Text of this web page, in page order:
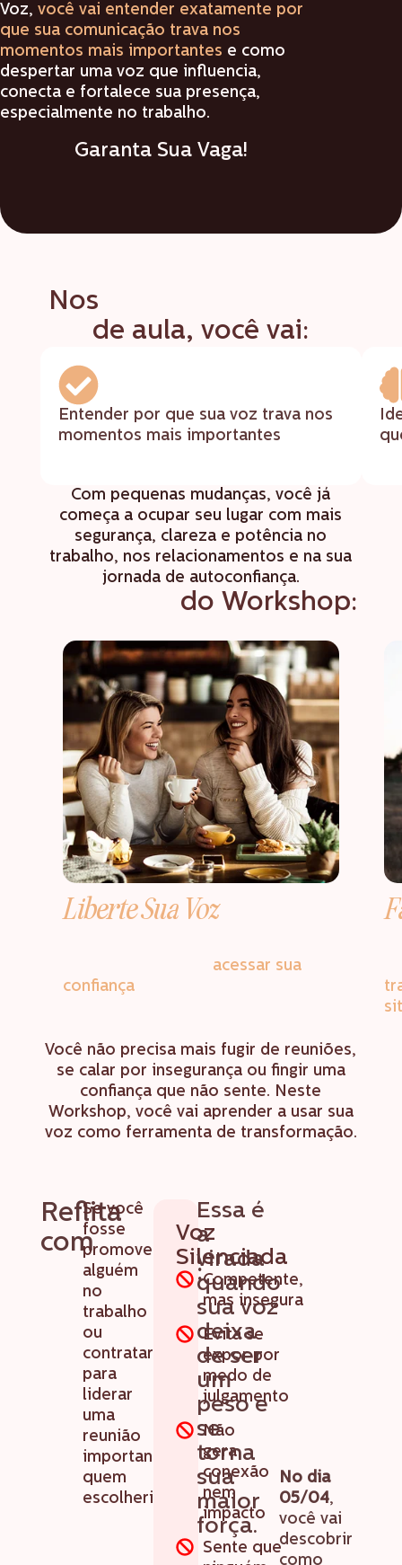
Voz, você vai entender exatamente por
que sua comunicação trava nos
momentos mais importantes e como
despertar uma voz que influencia,
conecta e fortalece sua presença,
especialmente no trabalho.
Garanta Sua Vaga!
Nos
de aula, você vai:
Entender por que sua voz trava nos
momentos mais importantes
Com pequenas mudanças, você já
começa a ocupar seu lugar com mais
segurança, clareza e potência no
trabalho, nos relacionamentos e na sua
jornada de autoconfiança.
Conteúdo do Workshop:
Liberte Sua Voz
acessar sua
confiança
Você não precisa mais fugir de reuniões,
se calar por insegurança ou fingir uma
confiança que não sente. Neste
Workshop, você vai aprender a usar sua
voz como ferramenta de transformação.
Reflita
com
sinceridade:
Se você
fosse
promover
alguém
no
trabalho
ou
contratar
para
liderar
uma
reunião
importante,
quem
escolheria?
Voz
Silenciada
Competente,
mas insegura
Evita se
expor por
medo de
julgamento
Não
gera
conexão
nem
impacto
Sente que
Essa é
a
virada
quando
sua voz
deixa
de ser
um
peso e
se
torna
sua
maior
força.
No dia
05/04,
você vai
descobrir
como